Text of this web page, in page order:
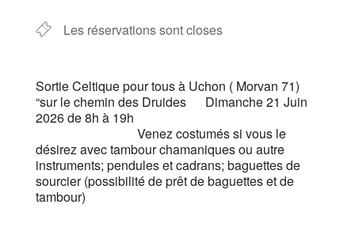
Les réservations sont closes
Sortie Celtique pour tous à Uchon ( Morvan 71)
“sur le chemin des Druides Dimanche 21 Juin
2026 de 8h à 19h
Venez costumés si vous le
désirez avec tambour chamaniques ou autre
instruments; pendules et cadrans; baguettes de
sourcier (possibilité de prêt de baguettes et de
tambour)